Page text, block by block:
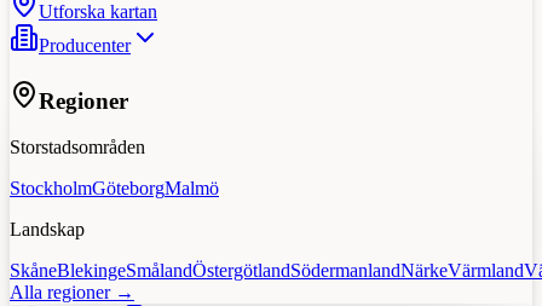
Utforska kartan
Producenter
Regioner
Storstadsområden
StockholmGöteborgMalmö
Landskap
SkåneBlekingeSmålandÖstergötlandSödermanlandNärkeVärmland
Alla regioner →